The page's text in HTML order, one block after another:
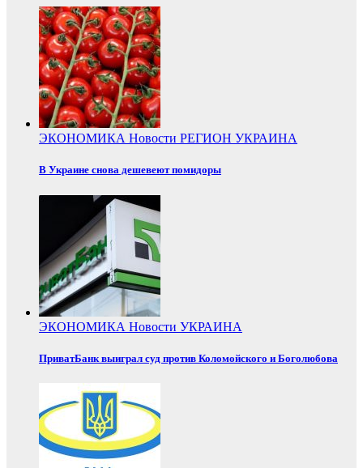
ЭКОНОМИКА Новости РЕГИОН УКРАИНА
В Украине снова дешевеют помидоры
ЭКОНОМИКА Новости УКРАИНА
ПриватБанк выиграл суд против Коломойского и Боголюбова